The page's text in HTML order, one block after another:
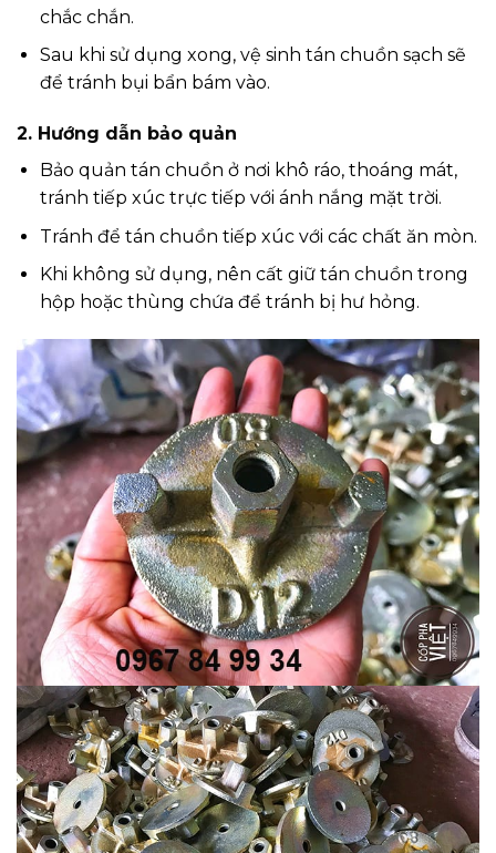
chắc chắn.
Sau khi sử dụng xong, vệ sinh tán chuồn sạch sẽ
để tránh bụi bẩn bám vào.
2. Hướng dẫn bảo quản
Bảo quản tán chuồn ở nơi khô ráo, thoáng mát,
tránh tiếp xúc trực tiếp với ánh nắng mặt trời.
Tránh để tán chuồn tiếp xúc với các chất ăn mòn.
Khi không sử dụng, nên cất giữ tán chuồn trong
hộp hoặc thùng chứa để tránh bị hư hỏng.